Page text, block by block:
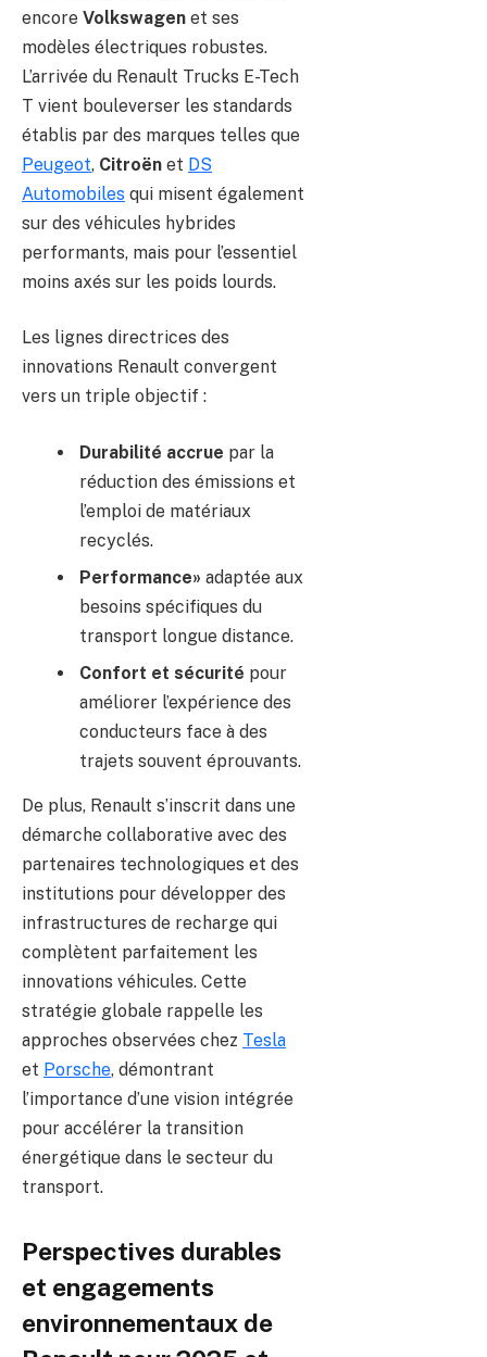
encore Volkswagen et ses
modèles électriques robustes.
L’arrivée du Renault Trucks E-Tech
T vient bouleverser les standards
établis par des marques telles que
Peugeot, Citroën et DS
Automobiles qui misent également
sur des véhicules hybrides
performants, mais pour l’essentiel
moins axés sur les poids lourds.
Les lignes directrices des
innovations Renault convergent
vers un triple objectif :
Durabilité accrue par la
réduction des émissions et
l’emploi de matériaux
recyclés.
Performance» adaptée aux
besoins spécifiques du
transport longue distance.
Confort et sécurité pour
améliorer l’expérience des
conducteurs face à des
trajets souvent éprouvants.
De plus, Renault s’inscrit dans une
démarche collaborative avec des
partenaires technologiques et des
institutions pour développer des
infrastructures de recharge qui
complètent parfaitement les
innovations véhicules. Cette
stratégie globale rappelle les
approches observées chez Tesla
et Porsche, démontrant
l’importance d’une vision intégrée
pour accélérer la transition
énergétique dans le secteur du
transport.
Perspectives durables
et engagements
environnementaux de